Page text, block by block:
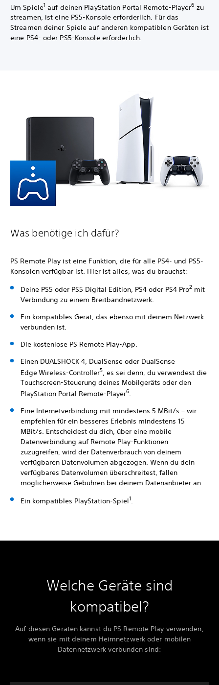
Um Spiele1 auf deinen PlayStation Portal Remote-Player6 zu
streamen, ist eine PS5-Konsole erforderlich. Für das
Streamen deiner Spiele auf anderen kompatiblen Geräten ist
eine PS4- oder PS5-Konsole erforderlich.
Was benötige ich dafür?
PS Remote Play ist eine Funktion, die für alle PS4- und PS5-
Konsolen verfügbar ist. Hier ist alles, was du brauchst:
Deine PS5 oder PS5 Digital Edition, PS4 oder PS4 Pro2 mit
Verbindung zu einem Breitbandnetzwerk.
Ein kompatibles Gerät, das ebenso mit deinem Netzwerk
verbunden ist.
Die kostenlose PS Remote Play-App.
Einen DUALSHOCK 4, DualSense oder DualSense
EdgeWireless-Controller5 , es sei denn, du verwendest die
Touchscreen-Steuerung deines Mobilgeräts oder den
PlayStation Portal Remote-Player6.
Eine Internetverbindung mit mindestens 5 MBit/s – wir
empfehlen für ein besseres Erlebnis mindestens 15
MBit/s. Entscheidest du dich, über eine mobile
Datenverbindung auf Remote Play-Funktionen
zuzugreifen, wird der Datenverbrauch von deinem
verfügbaren Datenvolumen abgezogen. Wenn du dein
verfügbares Datenvolumen überschreitest, fallen
möglicherweise Gebühren bei deinem Datenanbieter an.
Ein kompatibles PlayStation-Spiel1
Welche Geräte sind
kompatibel?
Auf diesen Geräten kannst du PS Remote Play verwenden,
wenn sie mit deinem Heimnetzwerk oder mobilen
Datennetzwerk verbunden sind: